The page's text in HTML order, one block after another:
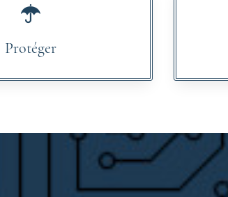
Protéger